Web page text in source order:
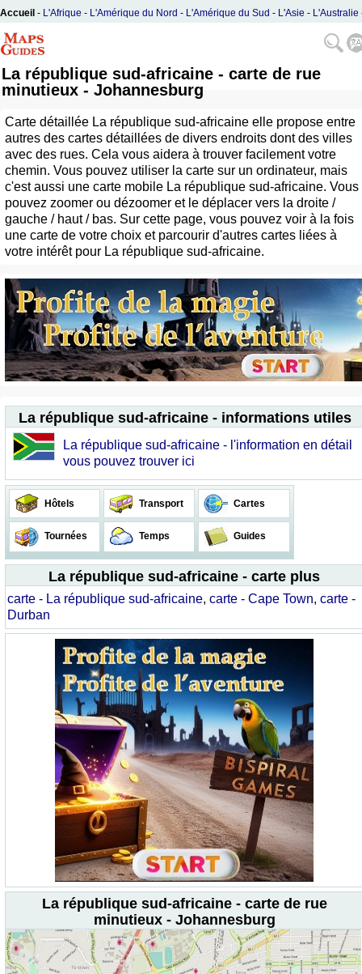
Accueil - L'Afrique - L'Amérique du Nord - L'Amérique du Sud - L'Asie - L'Australie
La république sud-africaine - carte de rue
minutieux - Johannesburg
Carte détaillée La république sud-africaine elle propose entre
autres des cartes détaillées de divers endroits dont des villes
avec des rues. Cela vous aidera à trouver facilement votre
chemin. Vous pouvez utiliser la carte sur un ordinateur, mais
c'est aussi une carte mobile La république sud-africaine. Vous
pouvez zoomer ou dézoomer et le déplacer vers la droite /
gauche / haut / bas. Sur cette page, vous pouvez voir à la fois
une carte de votre choix et parcourir d'autres cartes liées à
votre intérêt pour La république sud-africaine.
La république sud-africaine - informations utiles
La république sud-africaine - l'information en détail
vous pouvez trouver ici
Hôtels Transport Cartes
Tournées Temps Guides
La république sud-africaine - carte plus
carte - La république sud-africaine, carte - Cape Town, carte -
Durban
La république sud-africaine - carte de rue
minutieux - Johannesburg